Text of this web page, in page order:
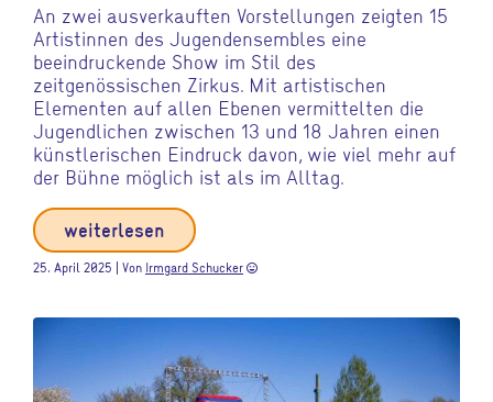
An zwei ausverkauften Vorstellungen zeigten 15
Artistinnen des Jugendensembles eine
beeindruckende Show im Stil des
zeitgenössischen Zirkus. Mit artistischen
Elementen auf allen Ebenen vermittelten die
Jugendlichen zwischen 13 und 18 Jahren einen
künstlerischen Eindruck davon, wie viel mehr auf
der Bühne möglich ist als im Alltag.
weiterlesen
25. April 2025 | Von Irmgard Schucker sentiment_very_satisfied